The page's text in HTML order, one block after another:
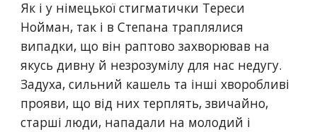
Як і у німецької стигматички Тереси
Нойман, так і в Степана траплялися
випадки, що він раптово захворював на
якусь дивну й незрозумілу для нас недугу.
Задуха, сильний кашель та інші хворобливі
прояви, що від них терплять, звичайно,
старші люди, нападали на молодий і